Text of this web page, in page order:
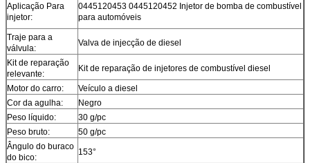
Aplicação Para
injetor:
0445120453 0445120452 Injetor de bomba de combustível
para automóveis
Traje para a
válvula:
Valva de injecção de diesel
Kit de reparação
relevante:
Kit de reparação de injetores de combustível diesel
Motor do carro:
Veículo a diesel
Cor da agulha:
Negro
Peso líquido:
30 g/pc
Peso bruto:
50 g/pc
Ângulo do buraco
do bico:
153°